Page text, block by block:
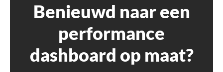
Benieuwd naar een
performance
dashboard op maat?